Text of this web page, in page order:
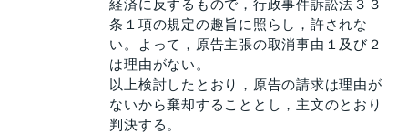
経済に反するもので，行政事件訴訟法３３
条１項の規定の趣旨に照らし，許されな
い。よって，原告主張の取消事由１及び２
は理由がない。
以上検討したとおり，原告の請求は理由が
ないから棄却することとし，主文のとおり
判決する。